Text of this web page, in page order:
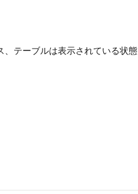
、テーブルは表示されている状態